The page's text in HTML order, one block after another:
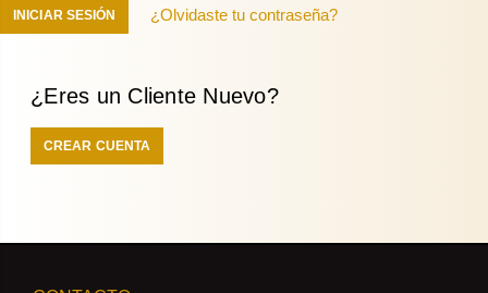
¿Olvidaste tu contraseña?
¿Eres un Cliente Nuevo?
CREAR CUENTA